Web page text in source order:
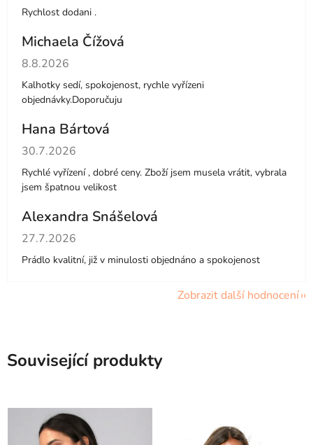
Rychlost dodani .
Michaela Čížová
Hodnocení obchodu je 5 z 5 hvězdiček.
8.8.2026
Kalhotky sedí, spokojenost, rychle vyřízeni
objednávky.Doporučuju
Hana Bártová
Hodnocení obchodu je 4 z 5 hvězdiček.
30.7.2026
Rychlé vyřízení , dobré ceny. Zboží jsem musela vrátit, vybrala
jsem špatnou velikost
Alexandra Snášelová
Hodnocení obchodu je 5 z 5 hvězdiček.
27.7.2026
Prádlo kvalitní, již v minulosti objednáno a spokojenost
Zobrazit další hodnocení
Související produkty